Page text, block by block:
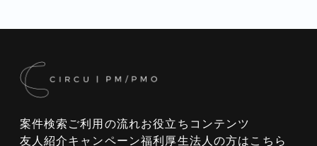
案件検索 ご利用の流れお役立ちコンテンツ
友人紹介キャンペーン福利厚生法人の方はこちら